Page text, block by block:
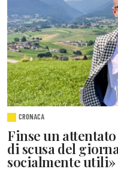
CRONACA
Finse un
di scusa del
socialmente utili»